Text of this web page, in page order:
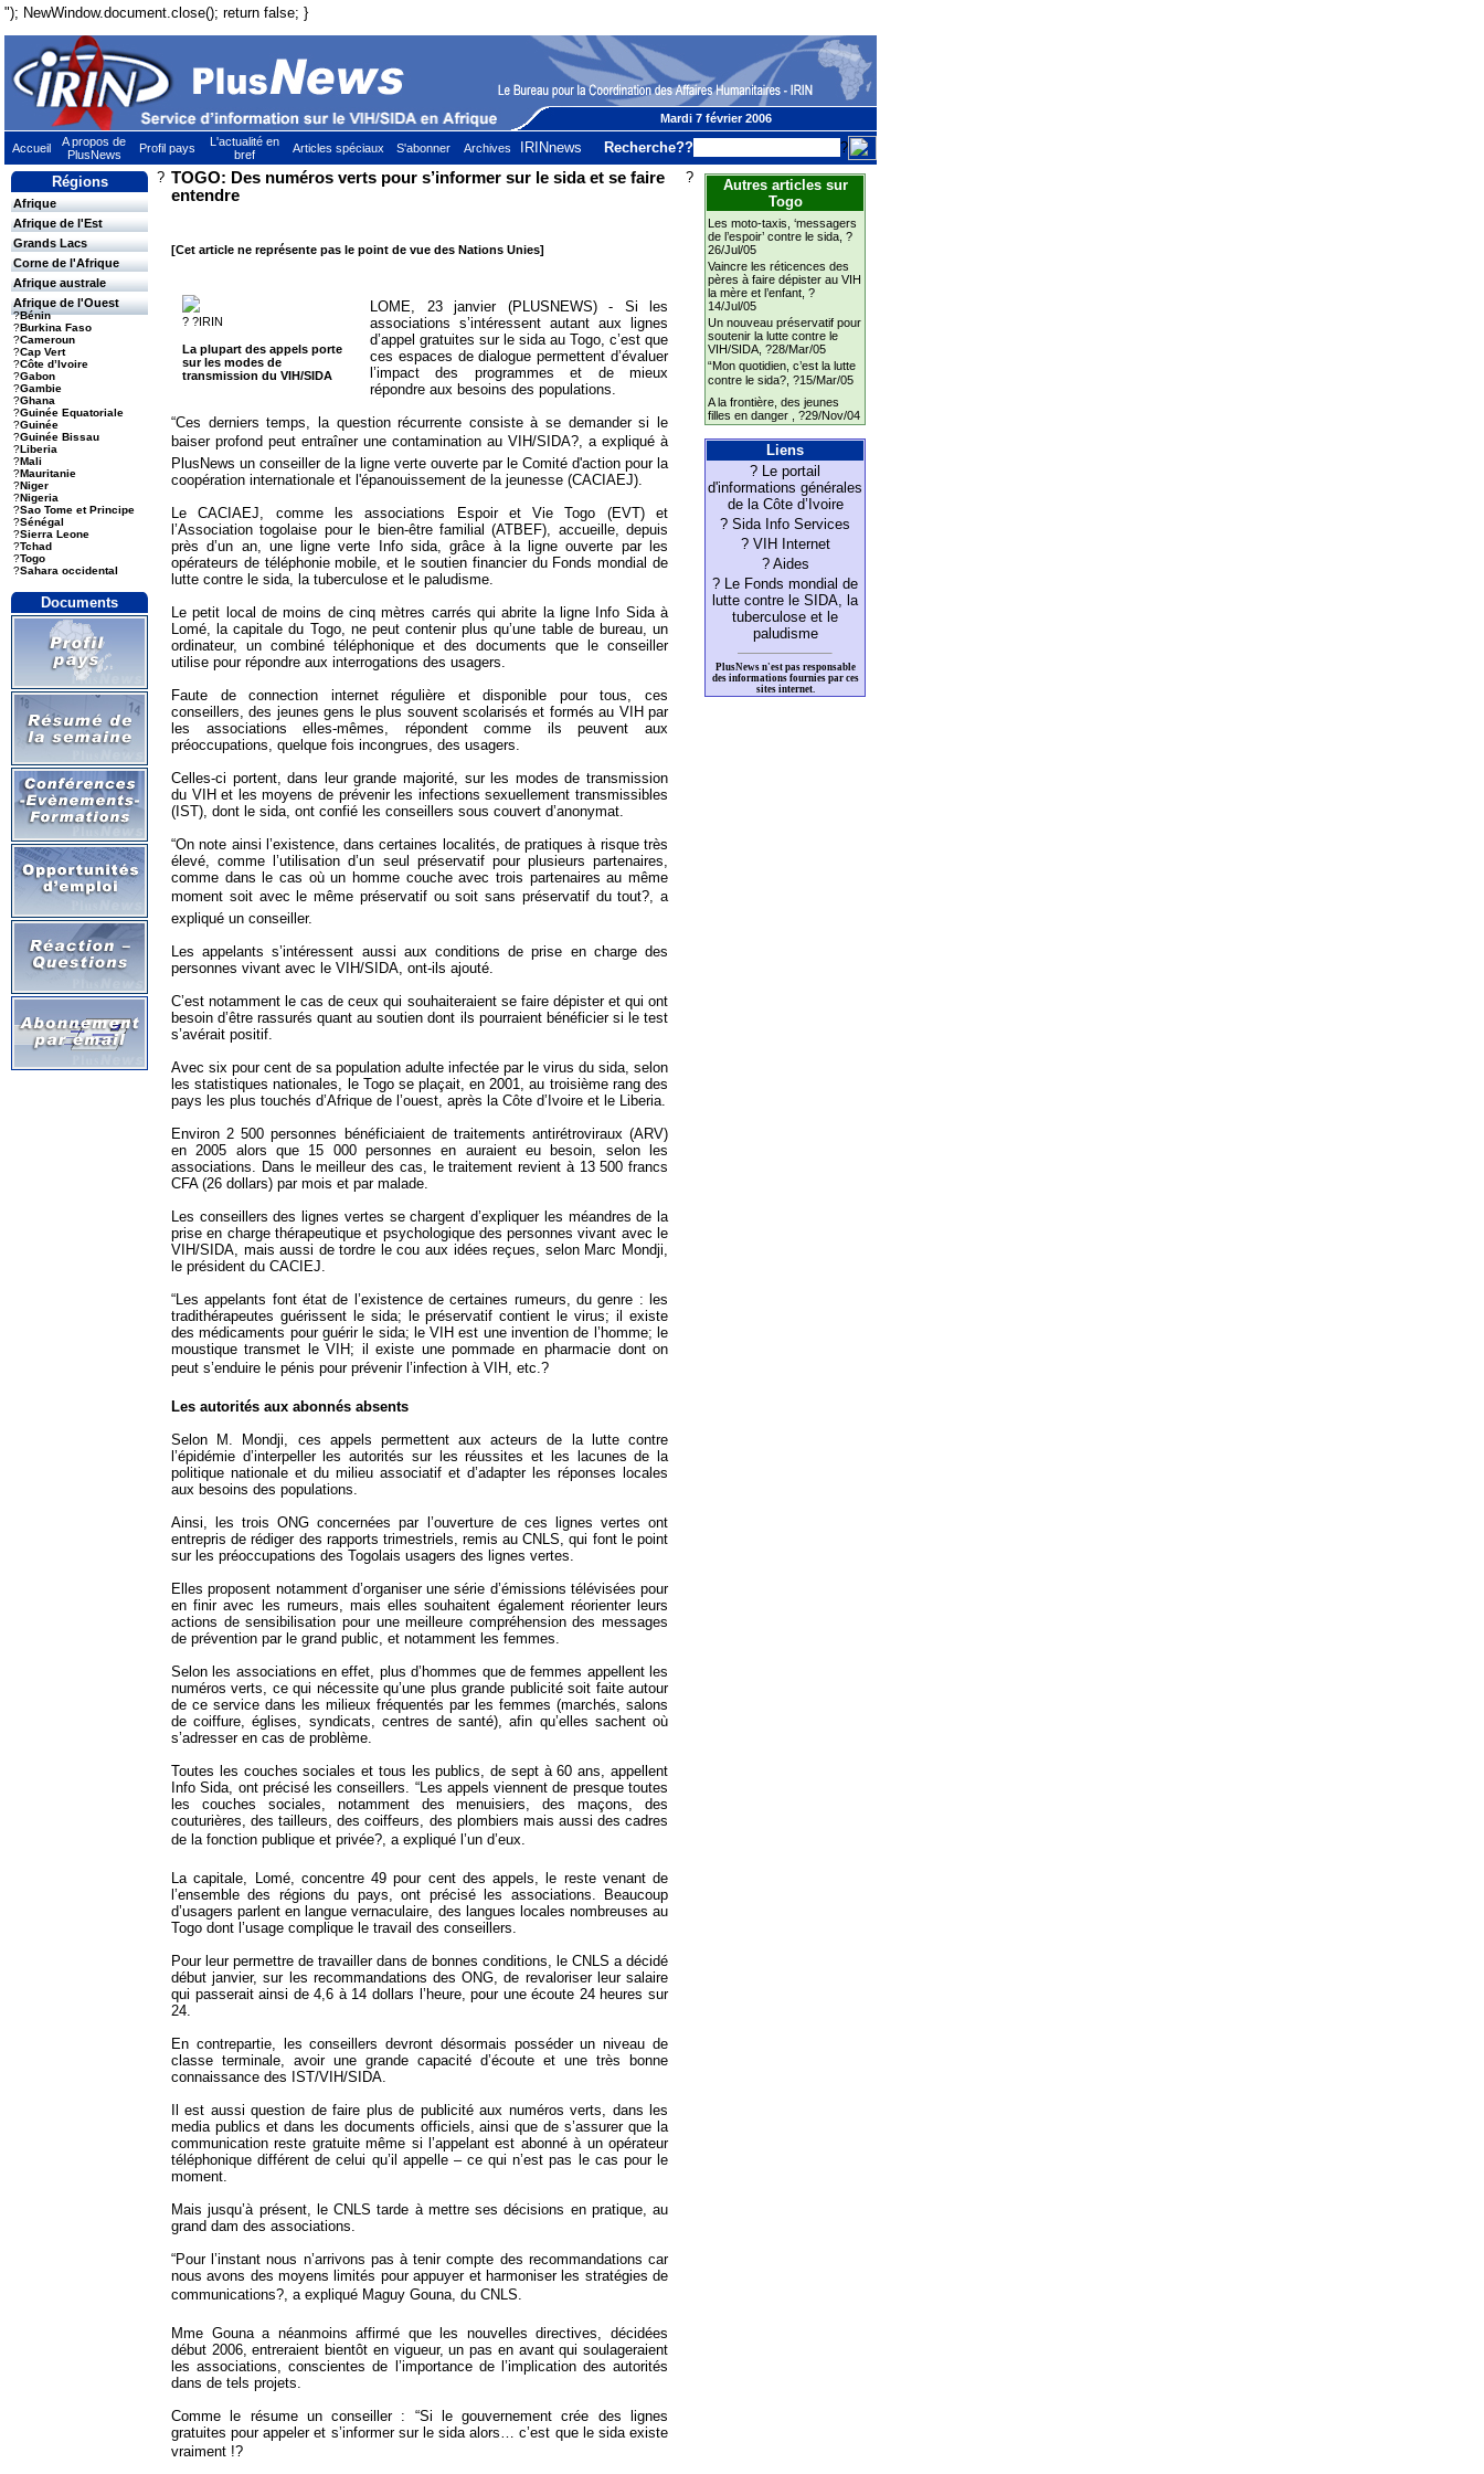
"); NewWindow.document.close(); return false; }
Mardi 7 février 2006
Accueil
A propos de
PlusNews
Profil pays
L'actualité en
bref
Articles spéciaux S'abonner Archives IRINnews Recherche?? ?
Régions
Afrique
Afrique de l'Est
Grands Lacs
Corne de l'Afrique
Afrique australe
Afrique de l'Ouest
?Bénin
?Burkina Faso
?Cameroun
?Cap Vert
?Côte d’Ivoire
?Gabon
?Gambie
?Ghana
?Guinée Equatoriale
?Guinée
?Guinée Bissau
?Liberia
?Mali
?Mauritanie
?Niger
?Nigeria
?Sao Tome et Principe
?Sénégal
?Sierra Leone
?Tchad
?Togo
?Sahara occidental
Documents
? TOGO: Des numéros verts pour s’informer sur le sida et se faire
entendre
[Cet article ne représente pas le point de vue des Nations Unies]
? ?IRIN
La plupart des appels porte
sur les modes de
transmission du VIH/SIDA
LOME, 23 janvier (PLUSNEWS) - Si les
associations s’intéressent autant aux lignes
d’appel gratuites sur le sida au Togo, c’est que
ces espaces de dialogue permettent d’évaluer
l’impact des programmes et de mieux
répondre aux besoins des populations.
“Ces derniers temps, la question récurrente consiste à se demander si le
baiser profond peut entraîner une contamination au VIH/SIDA?, a expliqué à
PlusNews un conseiller de la ligne verte ouverte par le Comité d'action pour la
coopération internationale et l'épanouissement de la jeunesse (CACIAEJ).
Le CACIAEJ, comme les associations Espoir et Vie Togo (EVT) et
l’Association togolaise pour le bien-être familial (ATBEF), accueille, depuis
près d’un an, une ligne verte Info sida, grâce à la ligne ouverte par les
opérateurs de téléphonie mobile, et le soutien financier du Fonds mondial de
lutte contre le sida, la tuberculose et le paludisme.
Le petit local de moins de cinq mètres carrés qui abrite la ligne Info Sida à
Lomé, la capitale du Togo, ne peut contenir plus qu’une table de bureau, un
ordinateur, un combiné téléphonique et des documents que le conseiller
utilise pour répondre aux interrogations des usagers.
Faute de connection internet régulière et disponible pour tous, ces
conseillers, des jeunes gens le plus souvent scolarisés et formés au VIH par
les associations elles-mêmes, répondent comme ils peuvent aux
préoccupations, quelque fois incongrues, des usagers.
Celles-ci portent, dans leur grande majorité, sur les modes de transmission
du VIH et les moyens de prévenir les infections sexuellement transmissibles
(IST), dont le sida, ont confié les conseillers sous couvert d’anonymat.
“On note ainsi l’existence, dans certaines localités, de pratiques à risque très
élevé, comme l’utilisation d’un seul préservatif pour plusieurs partenaires,
comme dans le cas où un homme couche avec trois partenaires au même
moment soit avec le même préservatif ou soit sans préservatif du tout?, a
expliqué un conseiller.
Les appelants s’intéressent aussi aux conditions de prise en charge des
personnes vivant avec le VIH/SIDA, ont-ils ajouté.
C’est notamment le cas de ceux qui souhaiteraient se faire dépister et qui ont
besoin d’être rassurés quant au soutien dont ils pourraient bénéficier si le test
s’avérait positif.
Avec six pour cent de sa population adulte infectée par le virus du sida, selon
les statistiques nationales, le Togo se plaçait, en 2001, au troisième rang des
pays les plus touchés d’Afrique de l’ouest, après la Côte d’Ivoire et le Liberia.
Environ 2 500 personnes bénéficiaient de traitements antirétroviraux (ARV)
en 2005 alors que 15 000 personnes en auraient eu besoin, selon les
associations. Dans le meilleur des cas, le traitement revient à 13 500 francs
CFA (26 dollars) par mois et par malade.
Les conseillers des lignes vertes se chargent d’expliquer les méandres de la
prise en charge thérapeutique et psychologique des personnes vivant avec le
VIH/SIDA, mais aussi de tordre le cou aux idées reçues, selon Marc Mondji,
le président du CACIEJ.
“Les appelants font état de l’existence de certaines rumeurs, du genre : les
tradithérapeutes guérissent le sida; le préservatif contient le virus; il existe
des médicaments pour guérir le sida; le VIH est une invention de l’homme; le
moustique transmet le VIH; il existe une pommade en pharmacie dont on
peut s’enduire le pénis pour prévenir l’infection à VIH, etc.?
Les autorités aux abonnés absents
Selon M. Mondji, ces appels permettent aux acteurs de la lutte contre
l’épidémie d’interpeller les autorités sur les réussites et les lacunes de la
politique nationale et du milieu associatif et d’adapter les réponses locales
aux besoins des populations.
Ainsi, les trois ONG concernées par l’ouverture de ces lignes vertes ont
entrepris de rédiger des rapports trimestriels, remis au CNLS, qui font le point
sur les préoccupations des Togolais usagers des lignes vertes.
Elles proposent notamment d’organiser une série d’émissions télévisées pour
en finir avec les rumeurs, mais elles souhaitent également réorienter leurs
actions de sensibilisation pour une meilleure compréhension des messages
de prévention par le grand public, et notamment les femmes.
Selon les associations en effet, plus d’hommes que de femmes appellent les
numéros verts, ce qui nécessite qu’une plus grande publicité soit faite autour
de ce service dans les milieux fréquentés par les femmes (marchés, salons
de coiffure, églises, syndicats, centres de santé), afin qu’elles sachent où
s’adresser en cas de problème.
Toutes les couches sociales et tous les publics, de sept à 60 ans, appellent
Info Sida, ont précisé les conseillers. “Les appels viennent de presque toutes
les couches sociales, notamment des menuisiers, des maçons, des
couturières, des tailleurs, des coiffeurs, des plombiers mais aussi des cadres
de la fonction publique et privée?, a expliqué l’un d’eux.
La capitale, Lomé, concentre 49 pour cent des appels, le reste venant de
l’ensemble des régions du pays, ont précisé les associations. Beaucoup
d’usagers parlent en langue vernaculaire, des langues locales nombreuses au
Togo dont l’usage complique le travail des conseillers.
Pour leur permettre de travailler dans de bonnes conditions, le CNLS a décidé
début janvier, sur les recommandations des ONG, de revaloriser leur salaire
qui passerait ainsi de 4,6 à 14 dollars l’heure, pour une écoute 24 heures sur
24.
En contrepartie, les conseillers devront désormais posséder un niveau de
classe terminale, avoir une grande capacité d’écoute et une très bonne
connaissance des IST/VIH/SIDA.
Il est aussi question de faire plus de publicité aux numéros verts, dans les
media publics et dans les documents officiels, ainsi que de s’assurer que la
communication reste gratuite même si l’appelant est abonné à un opérateur
téléphonique différent de celui qu’il appelle – ce qui n’est pas le cas pour le
moment.
Mais jusqu’à présent, le CNLS tarde à mettre ses décisions en pratique, au
grand dam des associations.
“Pour l’instant nous n’arrivons pas à tenir compte des recommandations car
nous avons des moyens limités pour appuyer et harmoniser les stratégies de
communications?, a expliqué Maguy Gouna, du CNLS.
Mme Gouna a néanmoins affirmé que les nouvelles directives, décidées
début 2006, entreraient bientôt en vigueur, un pas en avant qui soulageraient
les associations, conscientes de l’importance de l’implication des autorités
dans de tels projets.
Comme le résume un conseiller : “Si le gouvernement crée des lignes
gratuites pour appeler et s’informer sur le sida alors… c’est que le sida existe
vraiment !?
?
Autres articles sur
Togo
Les moto-taxis, ‘messagers
de l’espoir’ contre le sida , ?
26/Jul/05
Vaincre les réticences des
pères à faire dépister au VIH
la mère et l’enfant , ?
14/Jul/05
Un nouveau préservatif pour
soutenir la lutte contre le
VIH/SIDA , ?28/Mar/05
“Mon quotidien, c’est la lutte
contre le sida? , ?15/Mar/05
A la frontière, des jeunes
filles en danger
, ?29/Nov/04
Liens
? Le portail
d'informations générales
de la Côte d’Ivoire
? Sida Info Services
? VIH Internet
? Aides
? Le Fonds mondial de
lutte contre le SIDA, la
tuberculose et le
paludisme
PlusNews n'est pas responsable
des informations fournies par ces
sites internet.